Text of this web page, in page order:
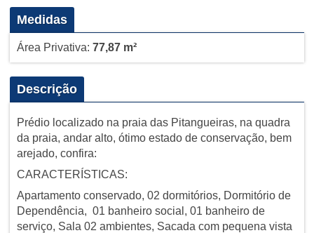
Medidas
Área Privativa: 77,87 m²
Descrição
Prédio localizado na praia das Pitangueiras, na quadra
da praia, andar alto, ótimo estado de conservação, bem
arejado, confira:
CARACTERÍSTICAS:
Apartamento conservado, 02 dormitórios, Dormitório de
Dependência, 01 banheiro social, 01 banheiro de
serviço, Sala 02 ambientes, Sacada com pequena vista